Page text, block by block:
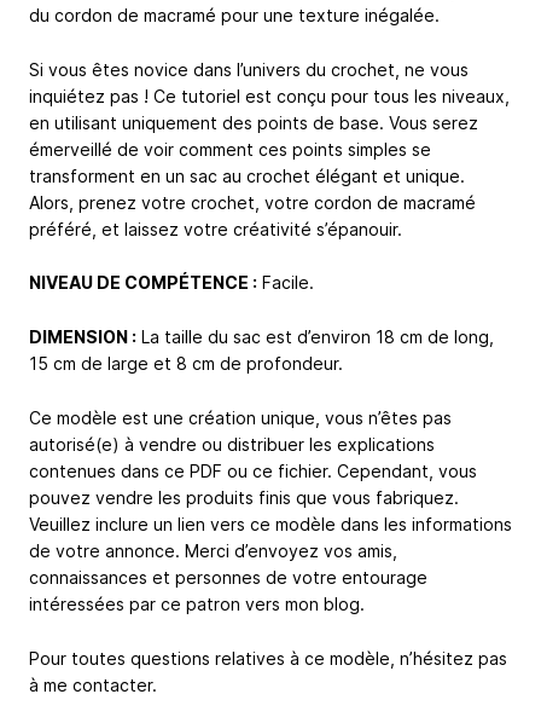
du cordon de macramé pour une texture inégalée.
Si vous êtes novice dans l’univers du crochet, ne vous
inquiétez pas ! Ce tutoriel est conçu pour tous les niveaux,
en utilisant uniquement des points de base. Vous serez
émerveillé de voir comment ces points simples se
transforment en un sac au crochet élégant et unique.
Alors, prenez votre crochet, votre cordon de macramé
préféré, et laissez votre créativité s’épanouir.
NIVEAU DE COMPÉTENCE : Facile.
DIMENSION : La taille du sac est d’environ 18 cm de long,
15 cm de large et 8 cm de profondeur.
Ce modèle est une création unique, vous n’êtes pas
autorisé(e) à vendre ou distribuer les explications
contenues dans ce PDF ou ce fichier. Cependant, vous
pouvez vendre les produits finis que vous fabriquez.
Veuillez inclure un lien vers ce modèle dans les informations
de votre annonce. Merci d’envoyez vos amis,
connaissances et personnes de votre entourage
intéressées par ce patron vers mon blog.
Pour toutes questions relatives à ce modèle, n’hésitez pas
à me contacter.